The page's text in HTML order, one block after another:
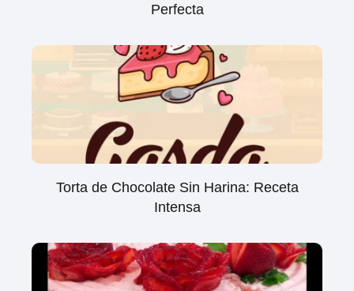
Perfecta
Torta de Chocolate Sin Harina: Receta
Intensa